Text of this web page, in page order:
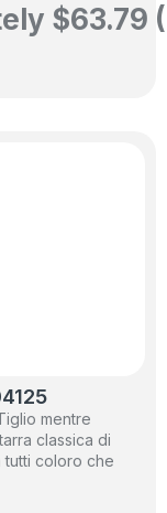
$63.79
mentre
classica di
tutti coloro che